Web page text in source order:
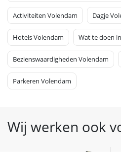
Activiteiten Volendam Dagje
Hotels Volendam Wat te doen
Bezienswaardigheden Volendam
Parkeren Volendam
Wij werken ook